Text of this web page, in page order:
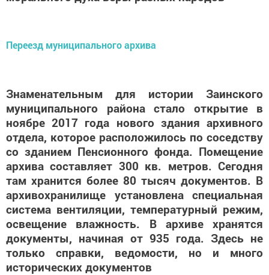
Переезд муниципального архива
Знаменательным для истории Заинского
муниципального района стало открытие в
ноябре 2017 года нового здания архивного
отдела, которое расположилось по соседству
со зданием Пенсионного фонда. Помещение
архива составляет 300 кв. метров. Сегодня
там хранится более 80 тысяч документов. В
архивохранилище установлена специальная
система вентиляции, температурный режим,
освещение влажность. В архиве хранятся
документы, начиная от 935 года. Здесь не
только справки, ведомости, но и много
исторических документов